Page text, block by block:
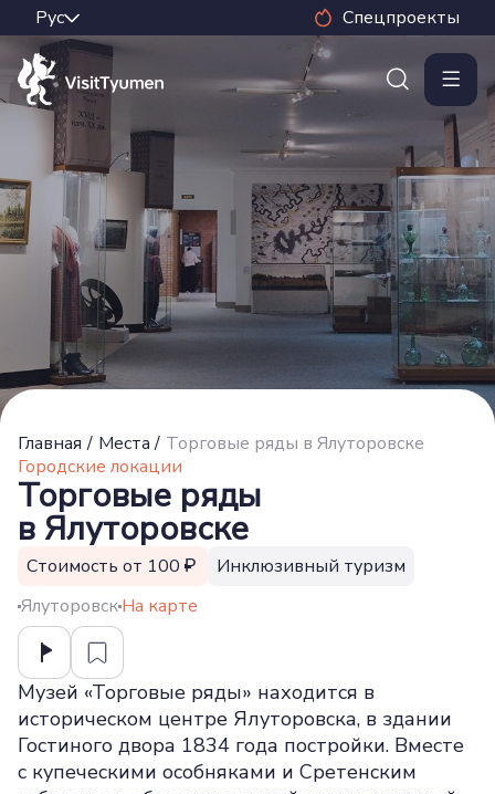
Спецпроекты
Главная / Места / Торговые ряды в Ялуторовске
Городские локации
Торговые ряды
в Ялуторовске
Стоимость от 100
Инклюзивный туризм
ЯлуторовскНа карте
Музей «Торговые ряды» находится в
историческом центре Ялуторовска, в здании
Гостиного двора 1834 года постройки. Вместе
с купеческими особняками и Сретенским